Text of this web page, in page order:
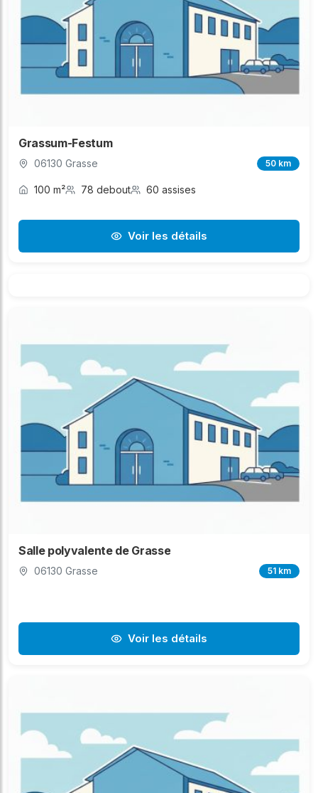
Grassum-Festum
06130 Grasse 50 km
100 m² 78 debout 60 assises
Voir les détails
Salle polyvalente de Grasse
06130 Grasse 51 km
Voir les détails